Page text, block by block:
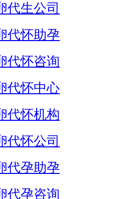
代生公司
代怀助孕
代怀咨询
代怀中心
代怀机构
代怀公司
代孕助孕
代孕咨询